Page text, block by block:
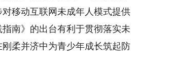
移动互联网未成年人模式提供
南》的出台有利于贯彻落实未
柔并济中为青少年成长筑起防